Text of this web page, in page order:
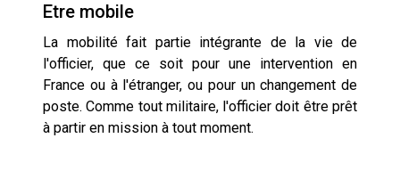
Etre mobile
La mobilité fait partie intégrante de la vie de
l'officier, que ce soit pour une intervention en
France ou à l'étranger, ou pour un changement de
poste. Comme tout militaire, l'officier doit être prêt
à partir en mission à tout moment.